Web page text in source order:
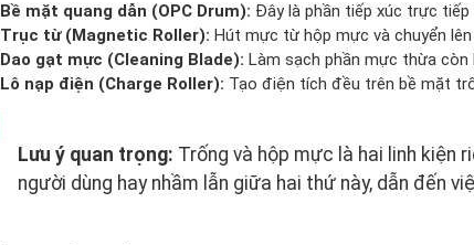
Bề mặt quang dẫn (OPC Drum): Đây là phần tiếp xúc trực
Trục từ (Magnetic Roller): Hút mực từ hộp mực và chuyển
Dao gạt mực (Cleaning Blade): Làm sạch phần mực thừa
Lô nạp điện (Charge Roller): Tạo điện tích đều trên bề mặt
Lưu ý quan trọng: Trống và hộp mực là hai linh kiện
người dùng hay nhầm lẫn giữa hai thứ này, dẫn đến